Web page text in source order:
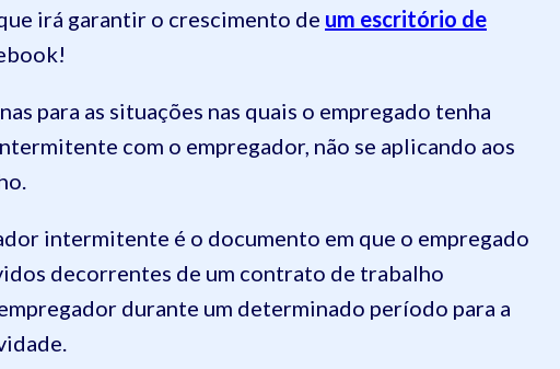
irá garantir o crescimento de um escritório de
para as situações nas quais o empregado tenha
com o empregador, não se aplicando aos
intermitente é o documento em que o empregado
decorrentes de um contrato de trabalho
durante um determinado período para a